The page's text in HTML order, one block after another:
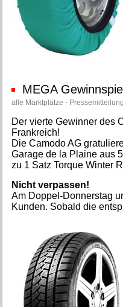
MEGA
alle Marktplätze -
Der vierte Gewinner des
Frankreich!
Die Camodo AG
Garage de la Plaine aus
zu 1 Satz Torque Winter
Nicht verpassen!
Am Doppel-Donnerstag
Kunden. Sobald die